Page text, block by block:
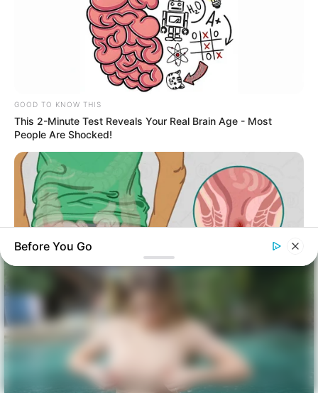
GOOD TO KNOW THIS
This 2-Minute Test Reveals Your Real Brain Age - Most
People Are Shocked!
DIGESTIVE HEALTH US
Old Remedy For Hemorrhoids Makes A Surprising Comeback
Before You Go